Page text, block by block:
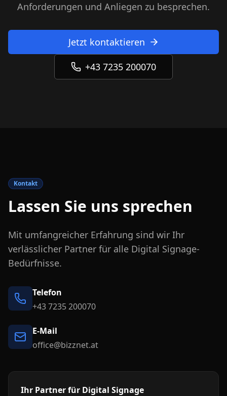
Anforderungen und Anliegen zu besprechen.
Jetzt kontaktieren
+43 7235 200070
Kontakt
Lassen Sie uns sprechen
Mit umfangreicher Erfahrung sind wir Ihr
verlässlicher Partner für alle Digital Signage-
Bedürfnisse.
Telefon
+43 7235 200070
E-Mail
office@bizznet.at
Ihr Partner für Digital Signage